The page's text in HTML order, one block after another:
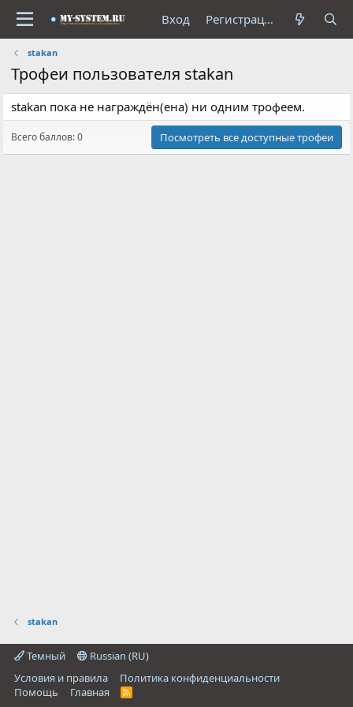
Вход Регистрация
stakan
Трофеи пользователя stakan
stakan пока не награждён(ена) ни одним трофеем.
Всего баллов: 0 Посмотреть все доступные трофеи
stakan
Темный
Russian (RU)
Условия и правила
Политика конфиденциальности
Помощь
Главная
R